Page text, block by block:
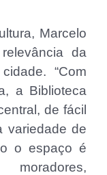
Marcelo
da
“Com
a Biblioteca
de fácil
variedade de
o espaço é